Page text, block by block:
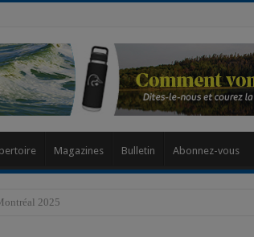
Magazines Bulletin Abonnez-vous
modal-check